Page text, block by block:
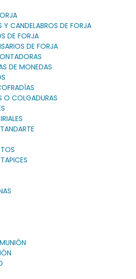
Y CANDELABROS DE FORJA
DE FORJA
DE FORJA
DE MONEDAS
O COLGADURAS